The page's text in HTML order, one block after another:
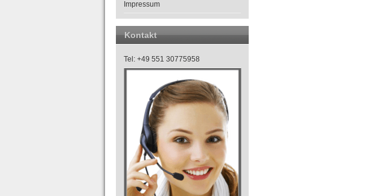
Impressum
Kontakt
Tel: +49 551 30775958